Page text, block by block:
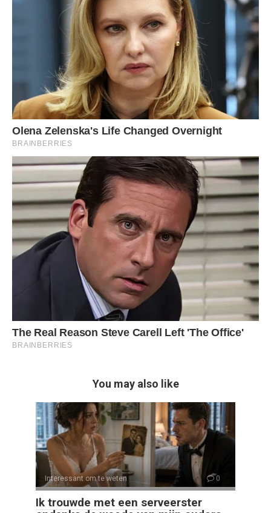
You may also like
Interessant om te weten 0
Ik trouwde met een serveerster